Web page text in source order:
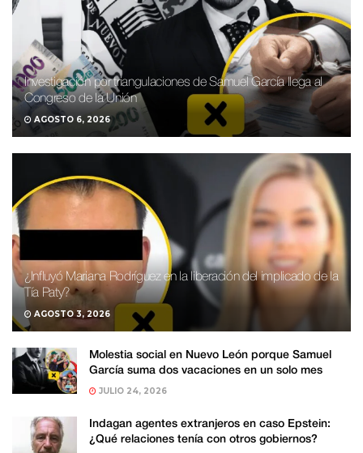
Investigación por triangulaciones de Samuel García llega al
Congreso de la Unión
AGOSTO 6, 2026
¿Influyó Mariana Rodríguez en la liberación del implicado de la
Tía Paty?
AGOSTO 3, 2026
Molestia social en Nuevo León porque Samuel
García suma dos vacaciones en un solo mes
JULIO 24, 2026
Indagan agentes extranjeros en caso Epstein:
¿Qué relaciones tenía con otros gobiernos?